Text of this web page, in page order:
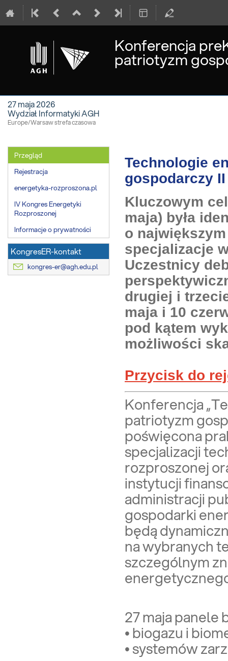
Konferencja
patriotyzm
27 maja 2026
Wydział Informatyki AGH
Europe/Warsaw strefa czasowa
Event
menu
Przegląd
Rejestracja
energetyka-rozproszona.pl
IV Kongres Energetyki
Rozproszonej
Informacje o prywatności
KongresER-kontakt
kongres-er@agh.edu.pl
Technologie
gospodarczy II
Kluczowym
maja) była
o
specjalizacje
Uczestnicy
drugiej i
maja i 10
pod kątem
możliwości
Przycisk do
Konferencja
patriotyzm
poświęcona
specjalizacji
rozproszonej
instytucji
administracji
gospodarki
będą
na wybranych
szczególnym
27 maja panele
• biogazu i
• systemów